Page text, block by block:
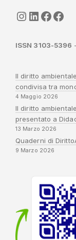
seguici
LinkedIn
ISGI-CNR
ISSN 3103-5396 -
Il diritto
condivisa tra
4 Maggio 2026
Il diritto
presentato a
13 Marzo 2026
Quaderni di
9 Marzo 2026